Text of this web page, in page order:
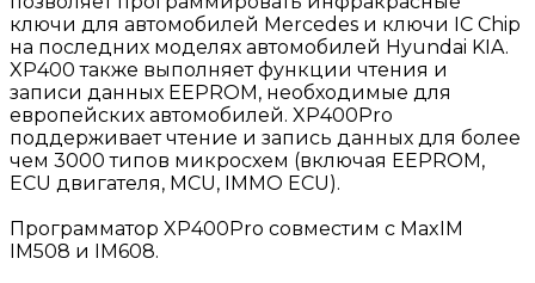
ключи для автомобилей Mercedes и ключи IC Chip
на последних моделях автомобилей Hyundai KIA.
XP400 также выполняет функции чтения и
записи данных EEPROM, необходимые для
европейских автомобилей. XP400Pro
поддерживает чтение и запись данных для более
чем 3000 типов микросхем (включая EEPROM,
ECU двигателя, MCU, IMMO ECU).
Программатор XP400Pro совместим с MaxIM
IM508 и IM608.